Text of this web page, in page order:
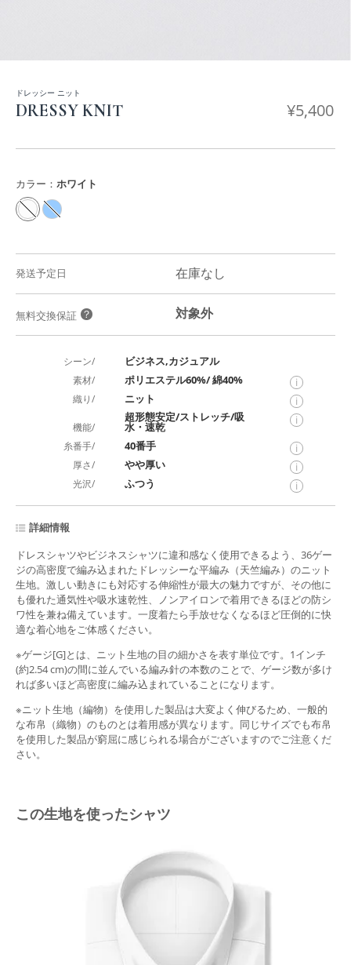
ドレッシー ニット
DRESSY KNIT ¥5,400
カラー： ホワイト
発送予定日 在庫なし
無料交換保証 ？ 対象外
シーン/ ビジネス,カジュアル
素材/ ポリエステル60%/ 綿40% i
織り/ ニット i
機能/
超形態安定/ストレッチ/吸
水・速乾
i
糸番手/ 40番手 i
厚さ/ やや厚い i
光沢/ ふつう i
詳細情報
ドレスシャツやビジネスシャツに違和感なく使用できるよう、36ゲー
ジの高密度で編み込まれたドレッシーな平編み（天竺編み）のニット
生地。激しい動きにも対応する伸縮性が最大の魅力ですが、その他に
も優れた通気性や吸水速乾性、ノンアイロンで着用できるほどの防シ
ワ性を兼ね備えています。一度着たら手放せなくなるほど圧倒的に快
適な着心地をご体感ください。
※ゲージ[G]とは、ニット生地の目の細かさを表す単位です。1インチ
(約2.54 cm)の間に並んでいる編み針の本数のことで、ゲージ数が多け
れば多いほど高密度に編み込まれていることになります。
※ニット生地（編物）を使用した製品は大変よく伸びるため、一般的
な布帛（織物）のものとは着用感が異なります。同じサイズでも布帛
を使用した製品が窮屈に感じられる場合がございますのでご注意くだ
さい。
この生地を使ったシャツ